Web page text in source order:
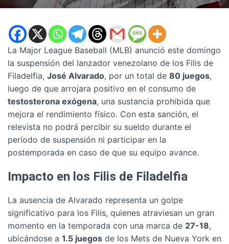
La Major League Baseball (MLB) anunció este domingo
la suspensión del lanzador venezolano de los Filis de
Filadelfia, José Alvarado, por un total de 80 juegos,
luego de que arrojara positivo en el consumo de
testosterona exógena, una sustancia prohibida que
mejora el rendimiento físico. Con esta sanción, el
relevista no podrá percibir su sueldo durante el
período de suspensión ni participar en la
postemporada en caso de que su equipo avance.
Impacto en los Filis de Filadelfia
La ausencia de Alvarado representa un golpe
significativo para los Filis, quienes atraviesan un gran
momento en la temporada con una marca de 27-18,
ubicándose a 1.5 juegos de los Mets de Nueva York en